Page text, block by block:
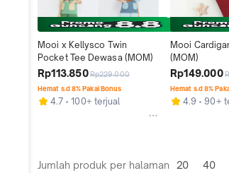
Mooi x Kellysco Twin
Pocket Tee Dewasa (MOM)
Rp113.850Rp229.000
Hemat s.d 8% Pakai Bonus
4.7 100+ terjual
Mooi
(MOM)
Rp149.000
Hemat s.d 8%
4.9 90+
Jumlah produk per halaman 20 40